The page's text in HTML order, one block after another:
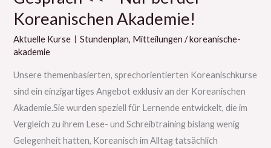
Koreanischen Akademie!
Aktuelle KurseㅣStundenplan, Mitteilungen /koreanische-
akademie
Unsere themenbasierten, sprechorientierten Koreanischkurse
sind ein einzigartiges Angebot exklusiv an der Koreanischen
Akademie.Sie wurden speziell für Lernende entwickelt, die im
Vergleich zu ihrem Lese- und Schreibtraining bislang wenig
Gelegenheit hatten, Koreanisch im Alltag tatsächlich
Koreanischen
Akademie!